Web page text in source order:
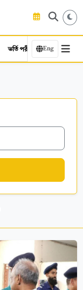
ভর্তি পরীক্ষা কর্মসংস্থান
Eng